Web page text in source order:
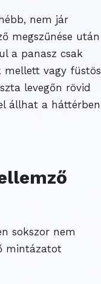
nem jár
megszűnése után
a panasz csak
mellett vagy füstös
levegőn rövid
állhat a háttérben
sokszor nem
mintázatot